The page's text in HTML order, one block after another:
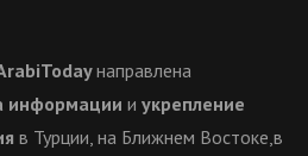
направлена
информации и укрепление
в Турции, на Ближнем Востоке,в